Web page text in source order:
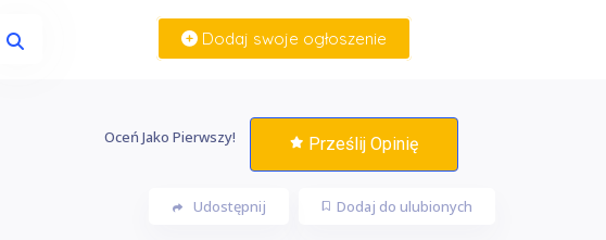
Dodaj swoje ogłoszenie
Oceń Jako Pierwszy! Prześlij Opinię
Dodaj do ulubionych
Udostępnij